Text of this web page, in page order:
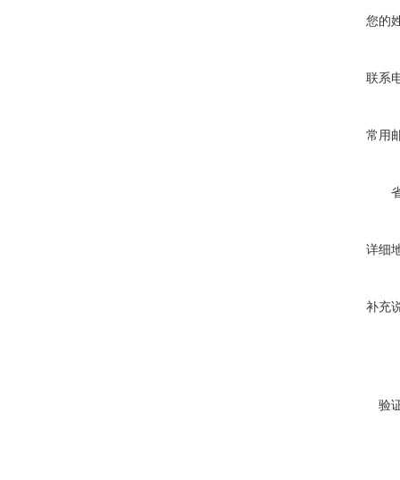
您的
联系
常用
详细
补充
验